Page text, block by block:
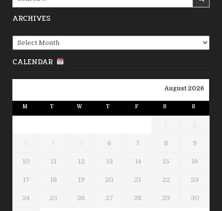
ARCHIVES
Archives
CALENDAR
August 2026
M T W T F S S
1 2
3 4 5 6 7 8 9
10 11 12 13 14 15 16
17 18 19 20 21 22 23
24 25 26 27 28 29 30